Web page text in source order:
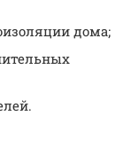
дома;